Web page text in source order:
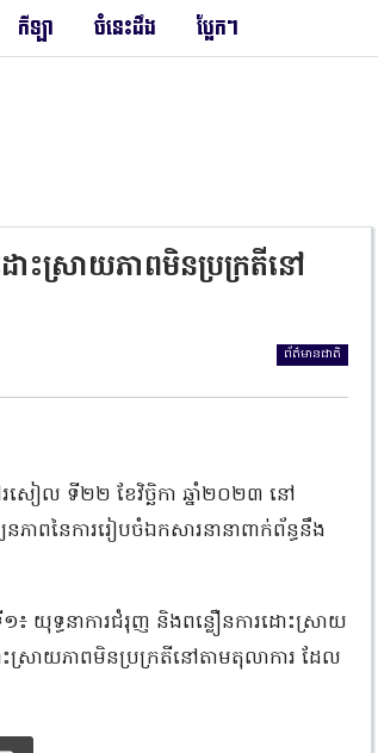
កីឡា ចំនេះដឹង ប្លែកៗ
ោះស្រាយភាពមិនប្រក្រតីនៅ
ព័ត៌មានជាតិ
ៅរសៀល ទី២២ ខែវិច្ឆិកា ឆ្នាំ២០២៣ នៅ
ភាពនៃការរៀបចំឯកសារនានាពាក់ព័ន្ធនឹង
៖ យុទ្ធនាការជំរុញ និងពន្លឿនការដោះស្រាយ
ស្រាយភាពមិនប្រក្រតីនៅតាមតុលាការ ដែល